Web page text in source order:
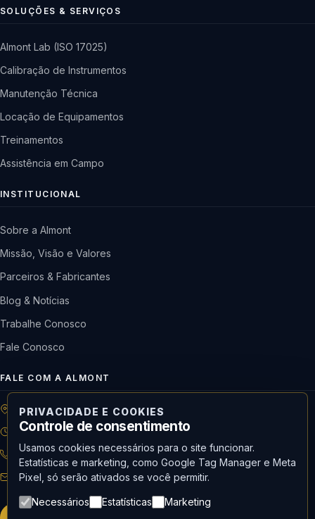
SOLUÇÕES & SERVIÇOS
Almont Lab (ISO 17025)
Calibração de Instrumentos
Manutenção Técnica
Locação de Equipamentos
Treinamentos
Assistência em Campo
INSTITUCIONAL
Sobre a Almont
Missão, Visão e Valores
Parceiros & Fabricantes
Blog & Notícias
Trabalhe Conosco
Fale Conosco
FALE COM A ALMONT
R: Horácio de Castilho, 284 Vila Maria | São Paulo-SP
08h às 18h | Seg. a Qui. | 08h às 17h | Sex.
11 3488-9300 RECEPÇÃO
recepcao@almont.com.br
PRIVACIDADE E COOKIES
Controle de consentimento
Usamos cookies necessários para o site funcionar.
Estatísticas e marketing, como Google Tag Manager e Meta
Pixel, só serão ativados se você permitir.
Necessários Estatísticas Marketing